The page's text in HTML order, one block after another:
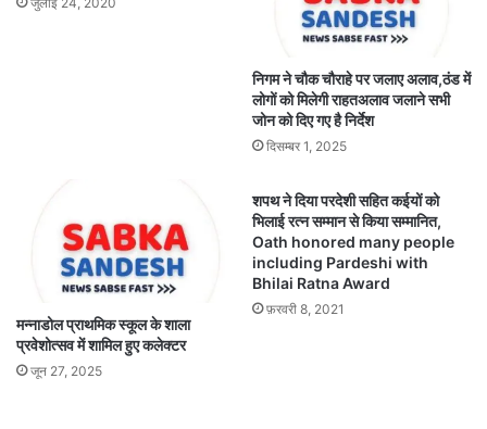
निगम ने चौक चौराहे पर जलाए अलाव,ठंड में
लोगों को मिलेगी राहतअलाव जलाने सभी
जोन को दिए गए है निर्देश
दिसम्बर 1, 2025
मन्नाडोल प्राथमिक स्कूल के शाला
प्रवेशोत्सव में शामिल हुए कलेक्टर
जून 27, 2025
शपथ ने दिया परदेशी सहित कईयों को
भिलाई रत्न सम्मान से किया सम्मानित,
Oath honored many people
including Pardeshi with
Bhilai Ratna Award
फ़रवरी 8, 2021